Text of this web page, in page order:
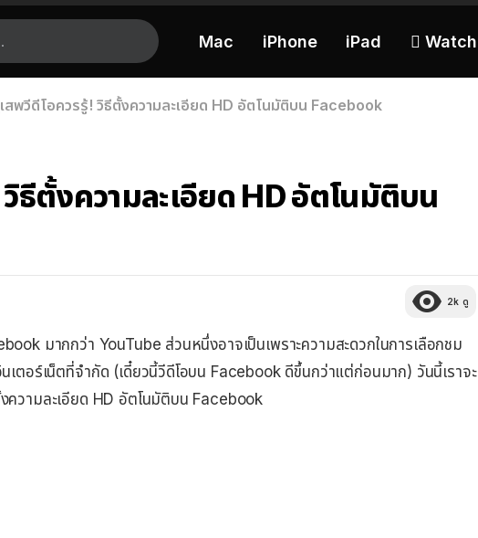
Mac iPhone iPad  Watch
สพวีดีโอควรรู้! วิธีตั้งความละเอียด HD อัตโนมัติบน Facebook
ธีตั้งความละเอียด HD อัตโนมัติบน
2k ดู
มากกว่า YouTube ส่วนหนึ่งอาจเป็นเพราะความสะดวกในการเลือกชม
เตอร์เน็ตที่จำกัด (เดี๋ยวนี้วีดีโอบน Facebook ดีขึ้นกว่าแต่ก่อนมาก) วันนี้เราจะ
ความละเอียด HD อัตโนมัติบน Facebook